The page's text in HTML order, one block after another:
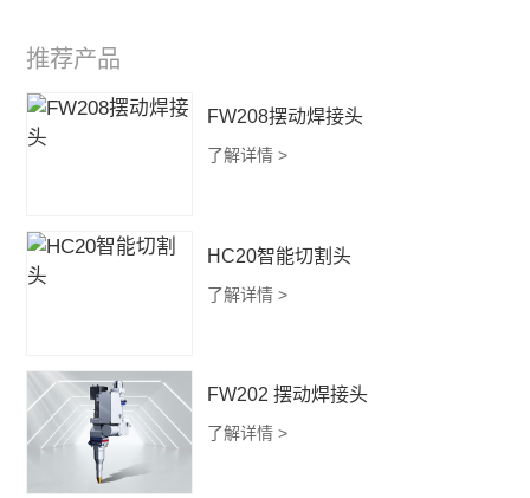
推荐产品
FW208摆动焊接头
了解详情 >
HC20智能切割头
了解详情 >
FW202 摆动焊接头
了解详情 >